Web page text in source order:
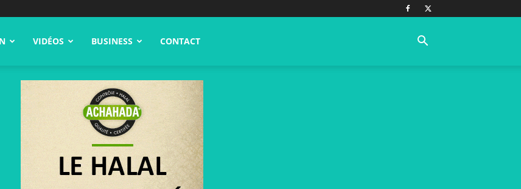
VIDÉOS BUSINESS CONTACT